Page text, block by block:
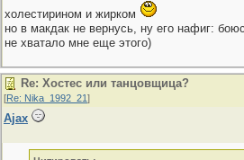
холестирином и жирком
но в макдак не вернусь, ну его нафиг:
не хватало мне еще этого)
Re: Хостес или танцовщица?
[Re: Nika_1992_21]
Ajax